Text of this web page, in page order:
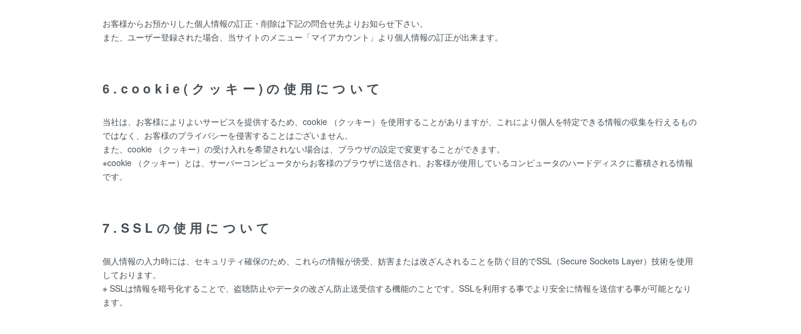
お客様からお預かりした個人情報の訂正・削除は下記の問合せ先よりお知らせ下さい。
また、ユーザー登録された場合、当サイトのメニュー「マイアカウント」より個人情報の訂正が出来ます。
6.cookie(クッキー)の使用について
当社は、お客様によりよいサービスを提供するため、cookie （クッキー）を使用することがありますが、これにより個人を特定できる情報の収集を行えるもの
ではなく、お客様のプライバシーを侵害することはございません。
また、cookie （クッキー）の受け入れを希望されない場合は、ブラウザの設定で変更することができます。
※cookie （クッキー）とは、サーバーコンピュータからお客様のブラウザに送信され、お客様が使用しているコンピュータのハードディスクに蓄積される情報
です。
7.SSLの使用について
個人情報の入力時には、セキュリティ確保のため、これらの情報が傍受、妨害または改ざんされることを防ぐ目的でSSL（Secure Sockets Layer）技術を使用
しております。
※ SSLは情報を暗号化することで、盗聴防止やデータの改ざん防止送受信する機能のことです。SSLを利用する事でより安全に情報を送信する事が可能となり
ます。